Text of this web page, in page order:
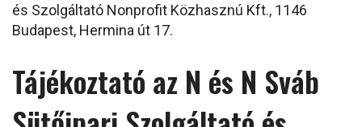
és Szolgáltató Nonprofit Közhasznú Kft., 1146
Budapest, Hermina út 17.
Tájékoztató az N és N Sváb